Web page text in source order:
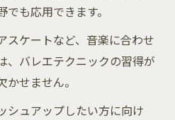
も応用できます。
スケートなど、音楽に合わせ
、バレエテクニックの習得が
せません。
シュアップしたい方に向け